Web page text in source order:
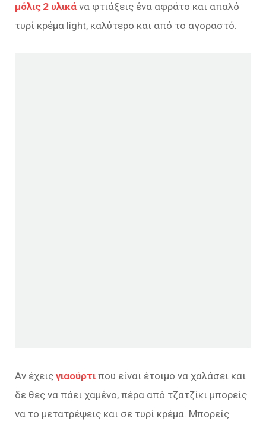
μόλις 2 υλικά να φτιάξεις ένα αφράτο και απαλό
τυρί κρέμα light, καλύτερο και από το αγοραστό.
Αν έχεις γιαούρτι που είναι έτοιμο να χαλάσει και
δε θες να πάει χαμένο, πέρα από τζατζίκι μπορείς
να το μετατρέψεις και σε τυρί κρέμα. Μπορείς